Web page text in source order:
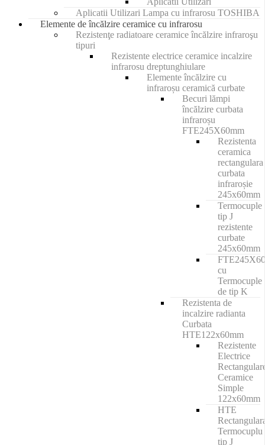
Aplicatii Utilizari Lampa cu infrarosu TOSHIBA
Elemente de încălzire ceramice cu infrarosu
Rezistenţe radiatoare ceramice încălzire infraroşu
tipuri
Rezistente electrice ceramice incalzire
infrarosu dreptunghiulare
Elemente încălzire cu
infraroșu ceramică curbate
Becuri lămpi
încălzire curbata
infraroșu
FTE245X60mm
Rezistenta
ceramica
rectangulara
curbata
infraroșie
245x60mm
Termocuple
tip J
rezistente
curbate
245x60mm
cu
Termocuple
de tip K
Rezistenta de
incalzire radianta
Curbata
HTE122x60mm
Rezistente
Electrice
Ceramice
Simple
122x60mm
HTE
Termocuplu
tip J